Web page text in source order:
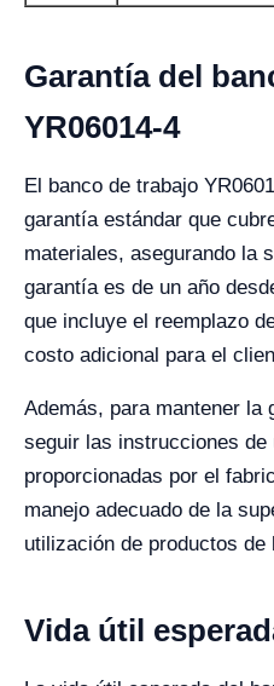
Garantía del
YR06014-4
El banco de trabajo
garantía estándar que
materiales, asegurando la
garantía es de un año
que incluye el reemplazo
costo adicional para el
Además, para mantener la
seguir las instrucciones de
proporcionadas por el
manejo adecuado de la
utilización de productos
Vida útil